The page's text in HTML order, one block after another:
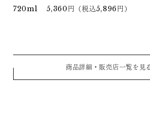
720ml 5,360円（税込5,896円）
商品詳細・販売店一覧を見